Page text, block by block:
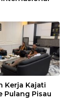
Kerja Kajati
Pulang Pisau